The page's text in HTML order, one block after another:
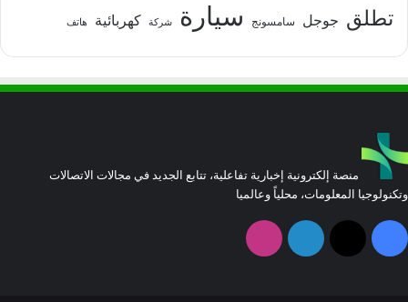
تطلق جوجل سامسونج سيارة شركة كهربائية هاتف
منصة إلكترونية إخبارية تفاعلية، تتابع الجديد في مجالات الاتصالات
وتكنولوجيا المعلومات، محلياً وعالميا
فيسبوك
‫X لينكدإن انستقرام